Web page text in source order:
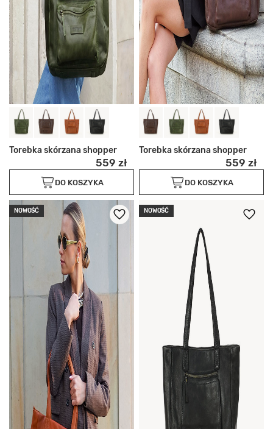
Torebka skórzana shopper
559 zł
DO KOSZYKA
Torebka skórzana shopper
559 zł
DO KOSZYKA
NOWOŚĆ NOWOŚĆ